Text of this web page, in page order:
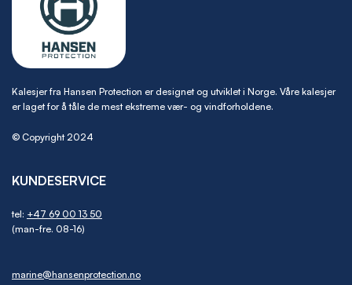
Kalesjer fra Hansen Protection er designet og utviklet i Norge. Våre kalesjer
er laget for å tåle de mest ekstreme vær- og vindforholdene.
© Copyright 2024
KUNDESERVICE
tel: +47 69 00 13 50
(man-fre. 08-16)
marine@hansenprotection.no